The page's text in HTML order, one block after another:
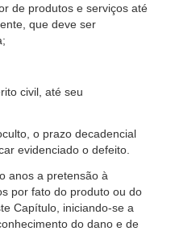
de produtos e serviços até
que deve ser
civil, até seu
o prazo decadencial
evidenciado o defeito.
anos a pretensão à
por fato do produto ou do
Capítulo, iniciando-se a
do dano e de